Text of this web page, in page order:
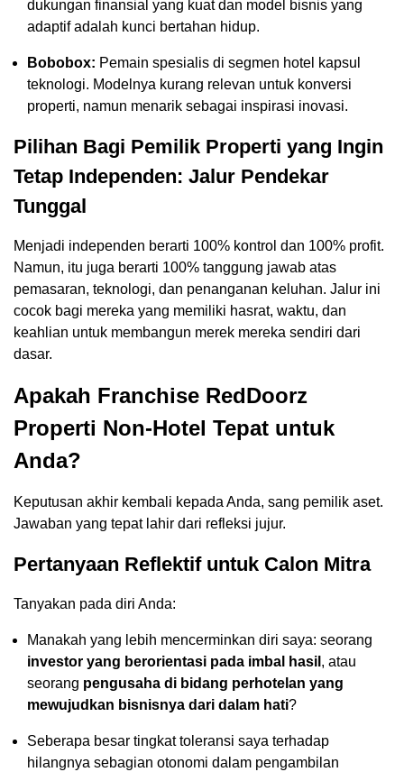
dukungan finansial yang kuat dan model bisnis yang
adaptif adalah kunci bertahan hidup.
Bobobox: Pemain spesialis di segmen hotel kapsul
teknologi. Modelnya kurang relevan untuk konversi
properti, namun menarik sebagai inspirasi inovasi.
Pilihan Bagi Pemilik Properti yang Ingin
Tetap Independen: Jalur Pendekar
Tunggal
Menjadi independen berarti 100% kontrol dan 100% profit.
Namun, itu juga berarti 100% tanggung jawab atas
pemasaran, teknologi, dan penanganan keluhan. Jalur ini
cocok bagi mereka yang memiliki hasrat, waktu, dan
keahlian untuk membangun merek mereka sendiri dari
dasar.
Apakah Franchise RedDoorz
Properti Non-Hotel Tepat untuk
Anda?
Keputusan akhir kembali kepada Anda, sang pemilik aset.
Jawaban yang tepat lahir dari refleksi jujur.
Pertanyaan Reflektif untuk Calon Mitra
Tanyakan pada diri Anda:
Manakah yang lebih mencerminkan diri saya: seorang
investor yang berorientasi pada imbal hasil , atau
seorang pengusaha di bidang perhotelan yang
mewujudkan bisnisnya dari dalam hati?
Seberapa besar tingkat toleransi saya terhadap
hilangnya sebagian otonomi dalam pengambilan